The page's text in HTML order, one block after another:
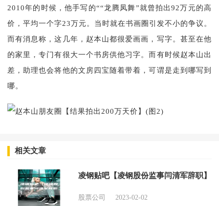
2010年的时候，他手写的““龙腾凤舞”就曾拍出92万元的高
价，平均一个字23万元。当时就在书画圈引发不小的争议。
而有消息称，这几年，赵本山都很爱画画，写字。甚至在他
的家里，专门有很大一个书房供他习字。而有时候赵本山出
差，助理也会将他的文房四宝随着带着，可谓是走到哪写到
哪。
相关文章
凌钢贴吧【凌钢股份监事闫清军辞职】
股票公司 2023-02-02